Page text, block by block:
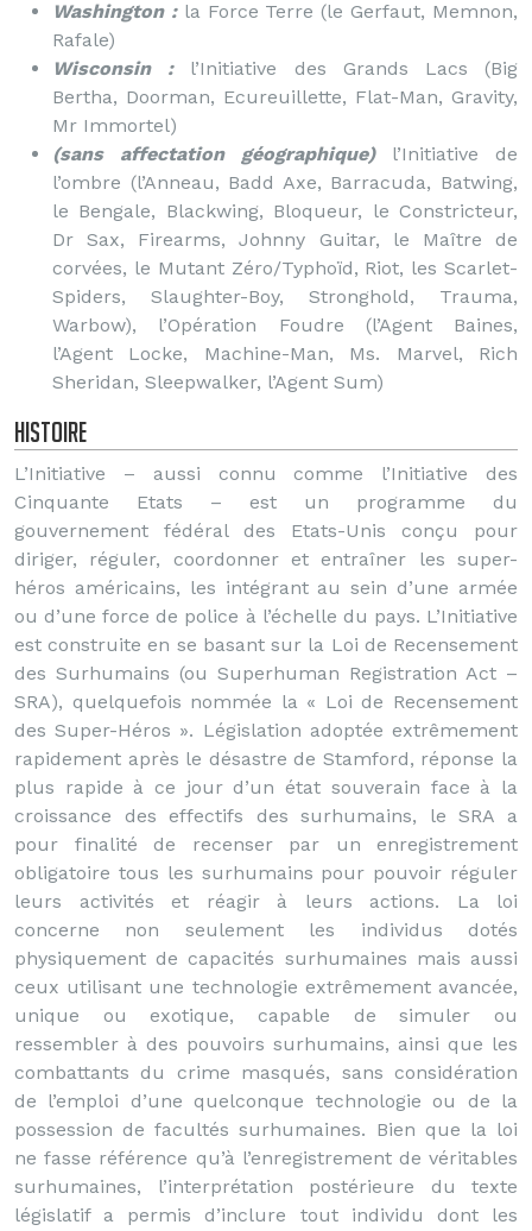
Washington : la Force Terre (le Gerfaut, Memnon,
Rafale)
Wisconsin : l’Initiative des Grands Lacs (Big
Bertha, Doorman, Ecureuillette, Flat-Man, Gravity,
Mr Immortel)
(sans affectation géographique) l’Initiative de
l’ombre (l’Anneau, Badd Axe, Barracuda, Batwing,
le Bengale, Blackwing, Bloqueur, le Constricteur,
Dr Sax, Firearms, Johnny Guitar, le Maître de
corvées, le Mutant Zéro/Typhoïd, Riot, les Scarlet-
Spiders, Slaughter-Boy, Stronghold, Trauma,
Warbow), l’Opération Foudre (l’Agent Baines,
l’Agent Locke, Machine-Man, Ms. Marvel, Rich
Sheridan, Sleepwalker, l’Agent Sum)
Histoire
L’Initiative – aussi connu comme l’Initiative des
Cinquante Etats – est un programme du
gouvernement fédéral des Etats-Unis conçu pour
diriger, réguler, coordonner et entraîner les super-
héros américains, les intégrant au sein d’une armée
ou d’une force de police à l’échelle du pays. L’Initiative
est construite en se basant sur la Loi de Recensement
des Surhumains (ou Superhuman Registration Act –
SRA), quelquefois nommée la « Loi de Recensement
des Super-Héros ». Législation adoptée extrêmement
rapidement après le désastre de Stamford, réponse la
plus rapide à ce jour d’un état souverain face à la
croissance des effectifs des surhumains, le SRA a
pour finalité de recenser par un enregistrement
obligatoire tous les surhumains pour pouvoir réguler
leurs activités et réagir à leurs actions. La loi
concerne non seulement les individus dotés
physiquement de capacités surhumaines mais aussi
ceux utilisant une technologie extrêmement avancée,
unique ou exotique, capable de simuler ou
ressembler à des pouvoirs surhumains, ainsi que les
combattants du crime masqués, sans considération
de l’emploi d’une quelconque technologie ou de la
possession de facultés surhumaines. Bien que la loi
ne fasse référence qu’à l’enregistrement de véritables
surhumaines, l’interprétation postérieure du texte
législatif a permis d’inclure tout individu dont les